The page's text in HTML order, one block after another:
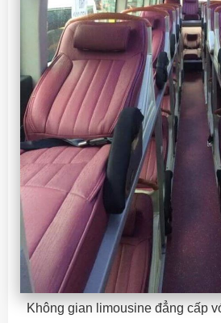
Không gian limousine đẳng cấp